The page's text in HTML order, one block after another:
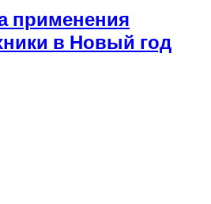
применения
в Новый год